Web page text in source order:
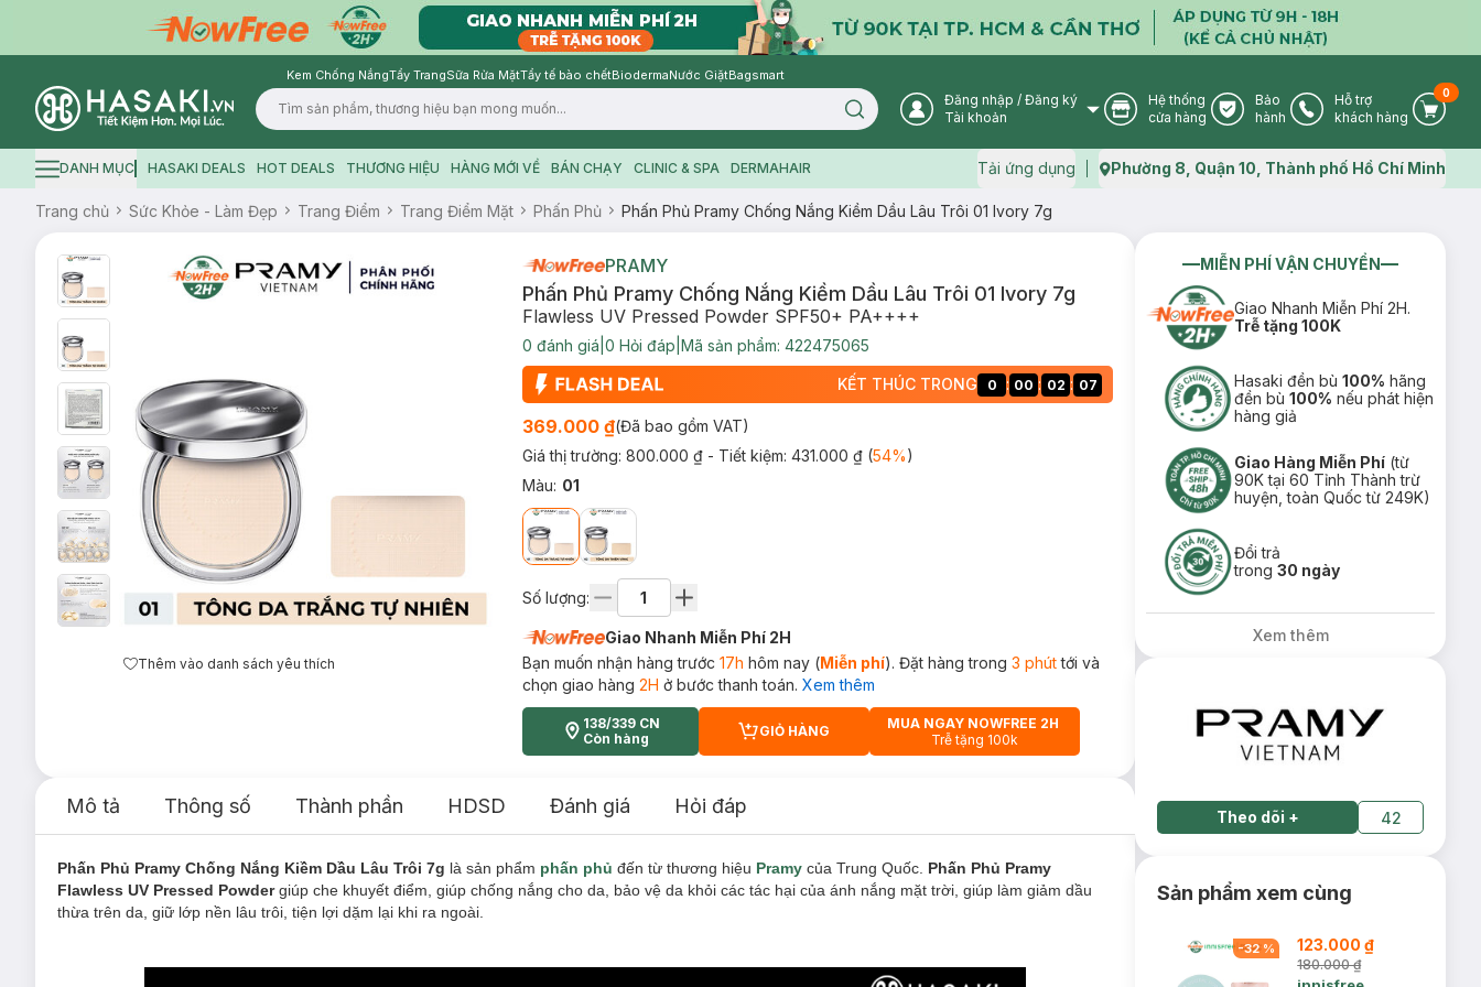
Kem Chống NắngTẩy TrangSữa Rửa MặtTẩy tế bào chếtBiodermaNước GiặtBagsmart
Logo
Search icon User Icon
Đăng nhập / Đăng ký
Tài khoản
Store Icon
Hệ thống
cửa hàng
Warranty Icon
Bảo
hành
Phone Icon
Hỗ trợ
khách hàng
Cart
0
Hamburger icon
DANH MỤC HASAKI DEALS HOT DEALS THƯƠNG HIỆU HÀNG MỚI VỀ BÁN CHẠY CLINIC & SPA DERMAHAIR Tải ứng dụng Map icon
Phường 8, Quận 10, Thành phố Hồ Chí Minh
Trang chủ Sức Khỏe - Làm Đẹp Trang Điểm Trang Điểm Mặt Phấn Phủ Phấn Phủ Pramy Chống Nắng Kiềm Dầu Lâu Trôi 01 Ivory 7g
Thêm vào danh sách yêu thích
PRAMY
Phấn Phủ Pramy Chống Nắng Kiềm Dầu Lâu Trôi 01 Ivory 7g
Flawless UV Pressed Powder SPF50+ PA++++
0 đánh giá 0 Hỏi đáp Mã sản phẩm: 422475065
KẾT THÚC TRONG 0 : 00 : 02 : 06
369.000 ₫(Đã bao gồm VAT)
Giá thị trường: 800.000 ₫ - Tiết kiệm: 431.000 ₫(54%)
Màu: 01
Số lượng:
Giao Nhanh Miễn Phí 2H
Bạn muốn nhận hàng trước 17h hôm nay (Miễn phí). Đặt hàng trong 3 phúttới và
chọn giao hàng 2H ở bước thanh toán. Xem thêm
138/339 CN
Còn hàng
CART PLUS ICON
GIỎ HÀNG
MUA NGAY NOWFREE 2H
Trễ tặng 100k
Mô tả Thông số Thành phần HDSD Đánh giá Hỏi đáp
Phấn Phủ Pramy Chống Nắng Kiềm Dầu Lâu Trôi 7g là sản phẩm phấn phủ đến từ thương hiệu Pramy của Trung Quốc. Phấn Phủ Pramy
Flawless UV Pressed Powdergiúp che khuyết điểm, giúp chống nắng cho da, bảo vệ da khỏi các tác hại của ánh nắng mặt trời, giúp làm giảm dầu
thừa trên da, giữ lớp nền lâu trôi, tiện lợi dặm lại khi ra ngoài.
MIỄN PHÍ VẬN CHUYỂN
Giao Nhanh Miễn Phí 2H.
Trễ tặng 100K
Hasaki đền bù100% hãng
đền bù100% nếu phát hiện
hàng giả
Giao Hàng Miễn Phí (từ
90K tại 60 Tỉnh Thành trừ
huyện, toàn Quốc từ 249K)
Đổi trả
trong30 ngày
Xem thêm
Theo dõi + 42
Sản phẩm xem cùng
-32 % 123.000 ₫
180.000 ₫